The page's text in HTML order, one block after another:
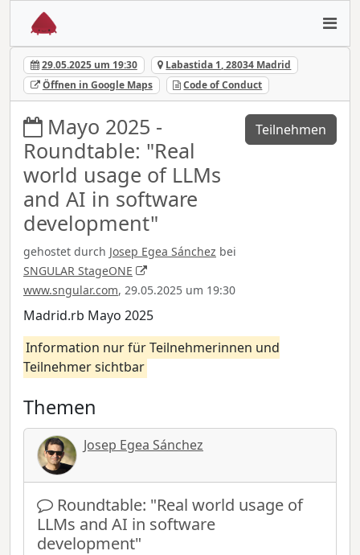
29.05.2025 um 19:30
Labastida 1, 28034 Madrid
Öffnen in Google Maps
Code of Conduct
Mayo 2025 -
Roundtable: "Real
world usage of LLMs
and AI in software
development"
gehostet durch Josep Egea Sánchez bei
SNGULAR StageONE
www.sngular.com, 29.05.2025 um 19:30
Teilnehmen
Madrid.rb Mayo 2025
Information nur für Teilnehmerinnen und
Teilnehmer sichtbar
Themen
Josep Egea Sánchez
Roundtable: "Real world usage of
LLMs and AI in software
development"